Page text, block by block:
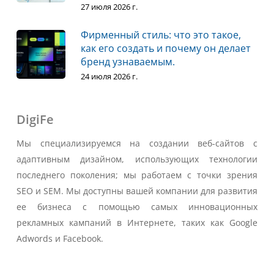
27 июля 2026 г.
Фирменный стиль: что это такое,
как его создать и почему он делает
бренд узнаваемым.
24 июля 2026 г.
DigiFe
Мы специализируемся на создании веб-сайтов с
адаптивным дизайном, использующих технологии
последнего поколения; мы работаем с точки зрения
SEO и SEM. Мы доступны вашей компании для развития
ее бизнеса с помощью самых инновационных
рекламных кампаний в Интернете, таких как Google
Adwords и Facebook.